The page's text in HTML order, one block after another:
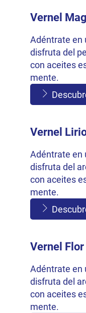
Vernel
Adéntrate en
disfruta del
con aceites
mente.
Vernel
Adéntrate en
disfruta del
con aceites
mente.
Vernel Flor
Adéntrate en
disfruta del
con aceites
mente.